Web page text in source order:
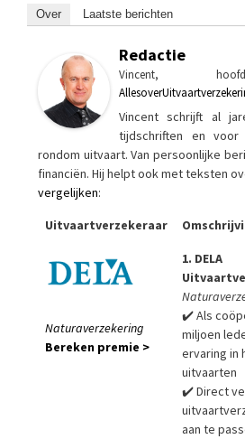
Over Laatste berichten
Redactie
Vincent,
Vincent schrijft al
tijdschriften en
rondom uitvaart. Van persoonlijke
financiën. Hij helpt ook met teksten
vergelijken:
Uitvaartverzekeraar
Naturaverzekering
Bereken premie >
1. DELA
✔️ Als
miljoen
ervaring in
uitvaarten
✔️ Direct
aan te